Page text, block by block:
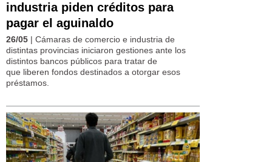
industria piden créditos para
pagar el aguinaldo
26/05 | Cámaras de comercio e industria de
distintas provincias iniciaron gestiones ante los
distintos bancos públicos para tratar de
que liberen fondos destinados a otorgar esos
préstamos.